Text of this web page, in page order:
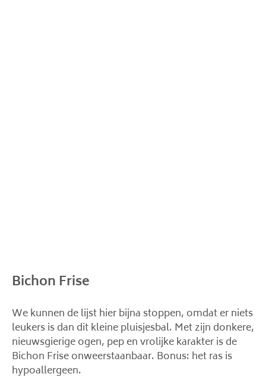
Bichon Frise
We kunnen de lijst hier bijna stoppen, omdat er niets
leukers is dan dit kleine pluisjesbal. Met zijn donkere,
nieuwsgierige ogen, pep en vrolijke karakter is de
Bichon Frise onweerstaanbaar. Bonus: het ras is
hypoallergeen.